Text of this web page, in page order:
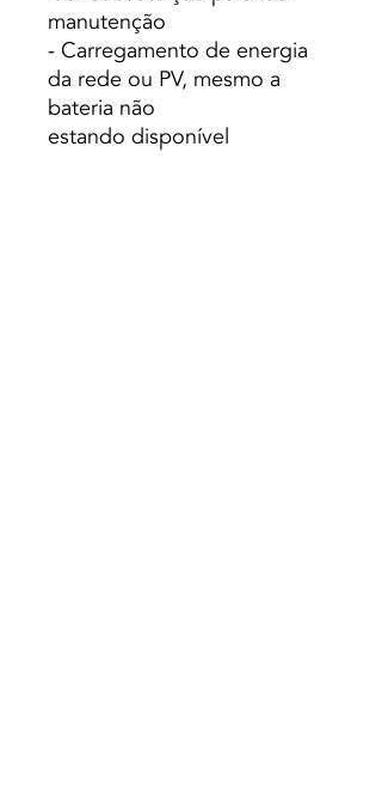
manutenção
- Carregamento de energia
da rede ou PV, mesmo a
bateria não
estando disponível